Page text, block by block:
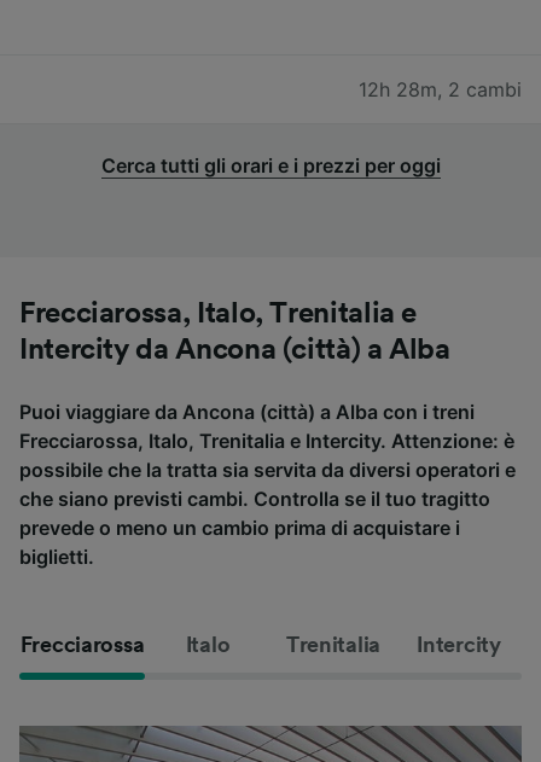
12h 28m, 2 cambi
Cerca tutti gli orari e i prezzi per oggi
Frecciarossa, Italo, Trenitalia e
Intercity da Ancona (città) a Alba
Puoi viaggiare da Ancona (città) a Alba con i treni
Frecciarossa, Italo, Trenitalia e Intercity. Attenzione: è
possibile che la tratta sia servita da diversi operatori e
che siano previsti cambi. Controlla se il tuo tragitto
prevede o meno un cambio prima di acquistare i
biglietti.
Frecciarossa Italo Trenitalia Intercity